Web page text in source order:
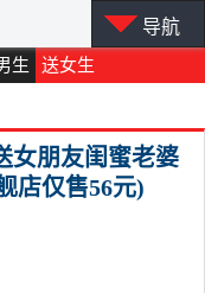
生 送女生
导航
女朋友闺蜜老婆
店仅售56元)